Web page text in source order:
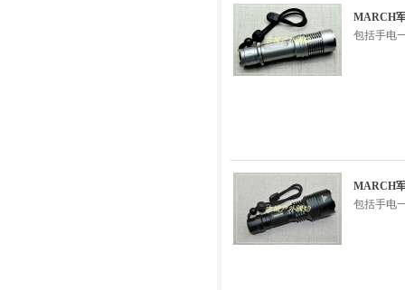
MARCH
包括手电
MARCH
包括手电